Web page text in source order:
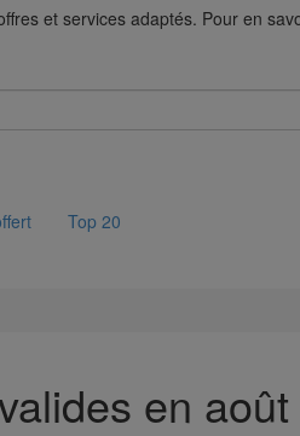
et services adaptés. Pour en
Top 20
en